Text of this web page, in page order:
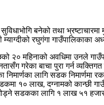
बनेको तथा भ्रष्टाचारमा
रघुगंगा गाउँपालिकाका
२० महिनाको अवधिमा उनले
गरेका बाचा पुरा गर्न व्यक्तिगत
निमार्णका लागि सडक
१० लाख, दग्नामको कान्छी
सडकका लागि १ लाख ५१